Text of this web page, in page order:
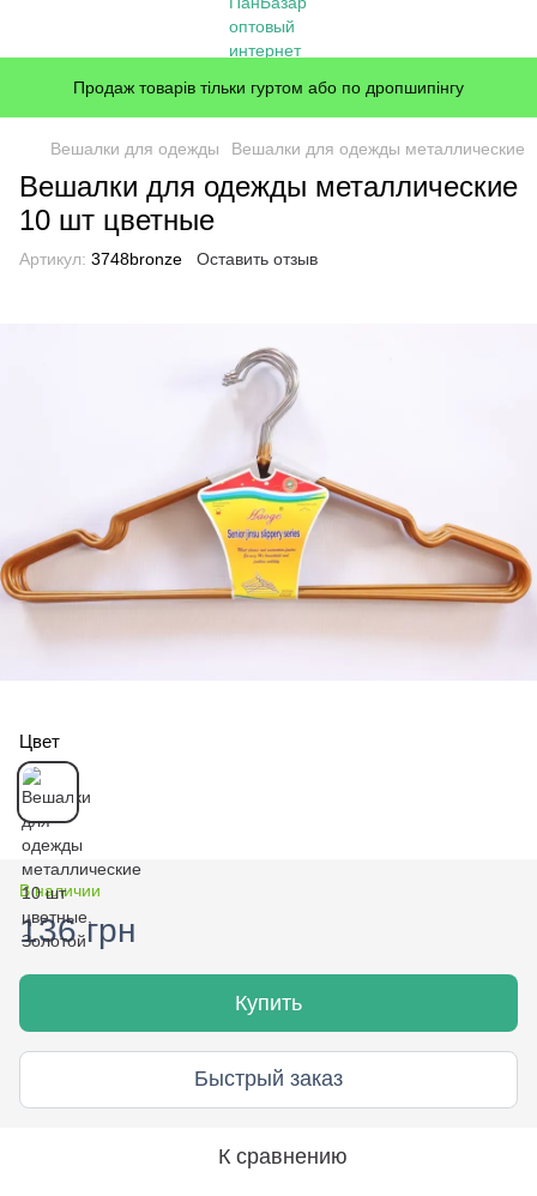
Продаж товарів тільки гуртом або по дропшипінгу
Вешалки для одежды Вешалки для одежды металлические
Вешалки для одежды металлические
10 шт цветные
Артикул: 3748bronze Оставить отзыв
Цвет
В наличии
136 грн
Купить
Быстрый заказ
К сравнению